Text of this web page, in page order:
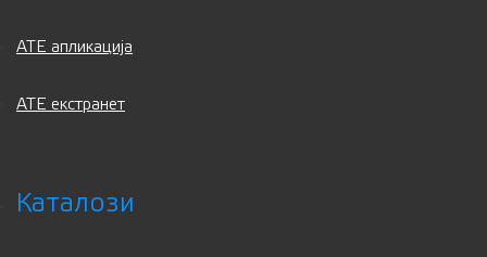
ATE апликација
АТЕ екстранет
Каталози